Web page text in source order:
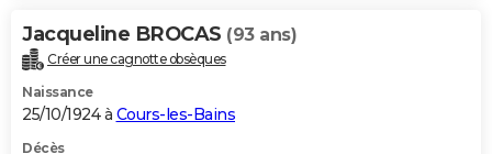
Jacqueline BROCAS (93 ans)
Créer une cagnotte obsèques
Naissance
25/10/1924 à Cours-les-Bains
Décès